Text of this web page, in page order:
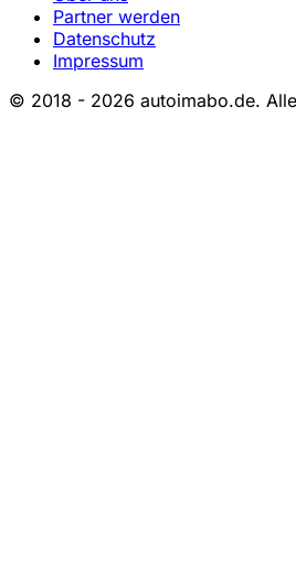
Partner werden
Datenschutz
Impressum
© 2018 - 2026 autoimabo.de.